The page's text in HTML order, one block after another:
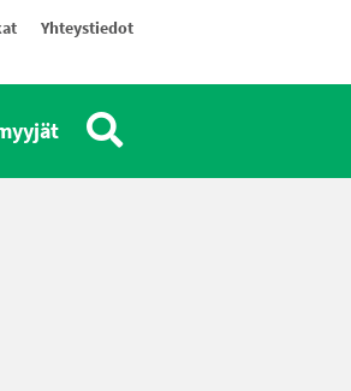
Yhteystiedot